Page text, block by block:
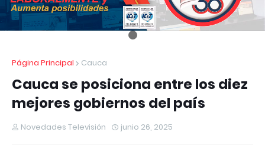
Página Principal Cauca
Cauca se posiciona entre los diez
mejores gobiernos del país
Novedades Televisión junio 26, 2025